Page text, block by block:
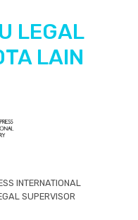
LEGAL
LAIN
INTERNATIONAL
SUPERVISOR